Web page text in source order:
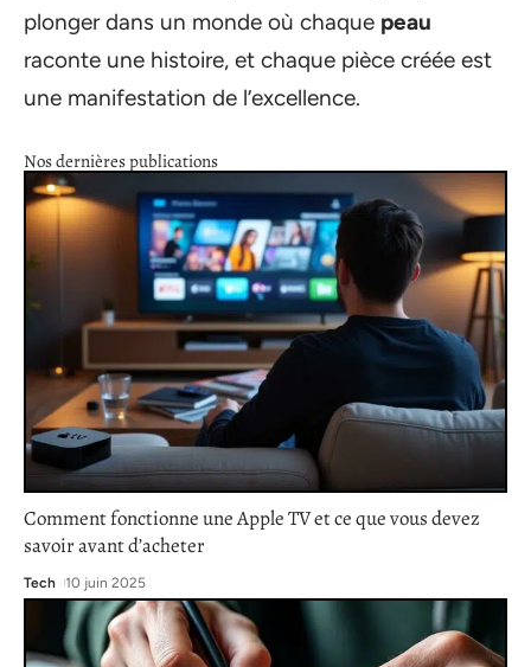
plonger dans un monde où chaque peau
raconte une histoire, et chaque pièce créée est
une manifestation de l’excellence.
Nos dernières publications
Comment fonctionne une Apple TV et ce que vous devez
savoir avant d’acheter
Tech 10 juin 2025